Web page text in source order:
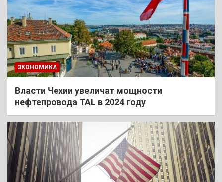
ЭКОНОМИКА
Власти Чехии увеличат мощности
нефтепровода TAL в 2024 году